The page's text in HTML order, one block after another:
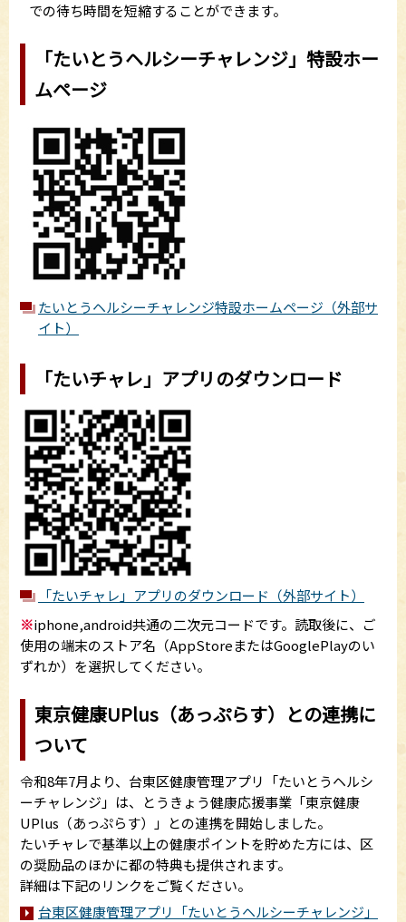
での待ち時間を短縮することができます。
「たいとうヘルシーチャレンジ」特設ホー
ムページ
たいとうヘルシーチャレンジ特設ホームページ（外部サ
イト）
「たいチャレ」アプリのダウンロード
「たいチャレ」アプリのダウンロード（外部サイト）
※iphone,android共通の二次元コードです。読取後に、ご
使用の端末のストア名（AppStoreまたはGooglePlayのい
ずれか）を選択してください。
東京健康UPlus（あっぷらす）との連携に
ついて
令和8年7月より、台東区健康管理アプリ「たいとうヘルシ
ーチャレンジ」は、とうきょう健康応援事業「東京健康
UPlus（あっぷらす）」との連携を開始しました。
たいチャレで基準以上の健康ポイントを貯めた方には、区
の奨励品のほかに都の特典も提供されます。
詳細は下記のリンクをご覧ください。
台東区健康管理アプリ「たいとうヘルシーチャレンジ」